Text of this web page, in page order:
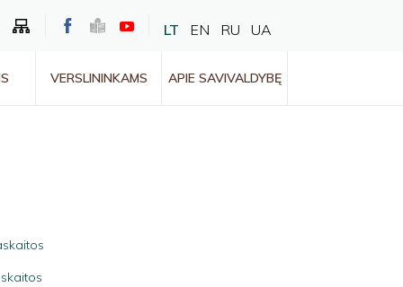
LT EN RU UA
VERSLININKAMS APIE SAVIVALDYBĘ